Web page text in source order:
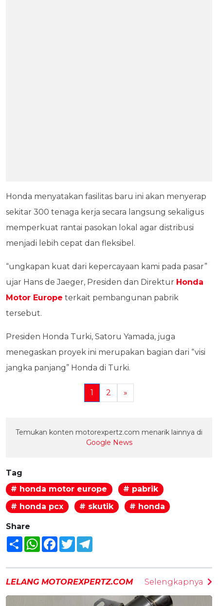
Honda menyatakan fasilitas baru ini akan menyerap
sekitar 300 tenaga kerja secara langsung sekaligus
memperkuat rantai pasokan lokal agar distribusi
menjadi lebih cepat dan fleksibel.
“ungkapan kuat dari kepercayaan kami pada pasar”
ujar Hans de Jaeger, Presiden dan Direktur Honda
Motor Europe terkait pembangunan pabrik
tersebut.
Presiden Honda Turki, Satoru Yamada, juga
menegaskan proyek ini merupakan bagian dari “visi
jangka panjang” Honda di Turki.
1 2 »
Temukan konten motorexpertz.com menarik lainnya di
Google News
Tag
# honda motor europe
# pabrik
# honda pcx
# skutik # honda
Share
Share WhatsAppFacebook
Twitter
LELANG MOTOREXPERTZ.COM Selengkapnya